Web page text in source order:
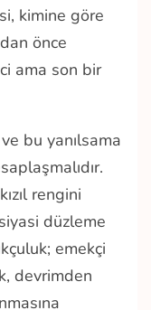
kimine göre
önce
ama son bir
bu yanılsama
rengini
düzleme
emekçi
devrimden